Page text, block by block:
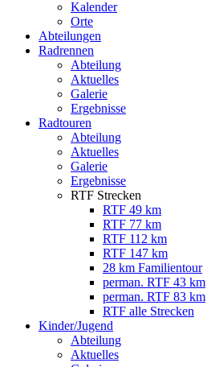
Kalender
Orte
Abteilungen
Radrennen
Abteilung
Aktuelles
Galerie
Ergebnisse
Radtouren
Abteilung
Aktuelles
Galerie
Ergebnisse
RTF Strecken
RTF 49 km
RTF 77 km
RTF 112 km
RTF 147 km
28 km Familientour
perman. RTF 43 km
perman. RTF 83 km
RTF alle Strecken
Kinder/Jugend
Abteilung
Aktuelles